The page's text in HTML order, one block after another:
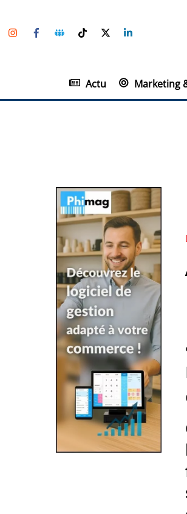
to
InstagramFacebookGroupe
Facebook
TikTokTwitter
Actu Marketing